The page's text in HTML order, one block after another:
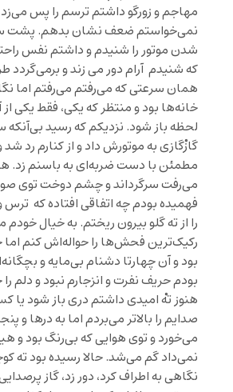
مهاجم و زورگو داشتم ترسم را پس
نمی‌خواستم ضعف نشان بدهم. پشت
شدن موتور را شنیدم و داشتم نفس
که شنیدم آرام دور می زند و برمی‌گردد
همان سرعتی که می‌رفتم می‌رفتم اما
خانه‌ها بود و منتظر که یکی، فقط یکی
لحظه باز شود. نزدیکم که رسید
گازْگازی به موتورش داد و از کنارم رد شد
مطمئن با دست ضربه‌ای به باسنم زد.
می‌رفت سرگرداند و چشم دوخت توی
فهمیده بودم چه اتفاقی افتاده که
را از ته گلو بیرون ریختم. به خیال
رکیک‌ترین فحش‌ها را حواله‌اش کنم اما
بود و آن چهارتا دشنام بی‌مایه و
بودم حریف نفرت و انزجارم نبود و دلم
هنوز تهْ امیدی داشتم دری باز شود یا
صدایم را بالاتر می‌بردم اما به درها و
می‌خورد و توی هوایی که بی‌رنگ بود و
نمی‌داد گم می‌شد. حالا رسیده بود ته
نگاهی به اطراف کرد، دور زد، گاز